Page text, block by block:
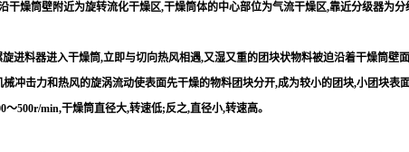
燥筒壁附近为旋转流化干燥区,干燥筒体的中心部位为气流干燥区,靠近分级器为分
进料器进入干燥筒,立即与切向热风相遇,又湿又重的团块状物料被迫沿着干燥筒
冲击力和热风的旋涡流动使表面先干燥的物料团块分开,成为较小的团块,小团块表
500r/min,干燥筒直径大,转速低;反之,直径小,转速高。